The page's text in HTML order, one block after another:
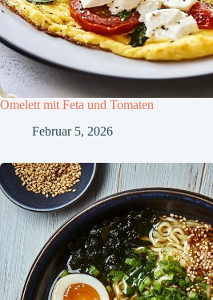
Omelett mit Feta und Tomaten
Februar 5, 2026